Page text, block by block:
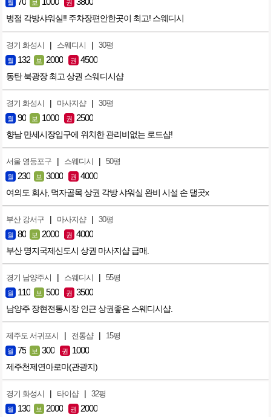
월 보 권
병점 각방샤워실!! 주차장편안한곳이 최고! 스웨디시
경기 화성시 | 스웨디시 | 30평
월 132 보 2000 권 4500
동탄 북광장 최고 상권 스웨디시샵
경기 화성시 | 마사지샵 | 30평
월 90 보 1000 권 2500
향남 만세시장입구에 위치한 관리비없는 로드샵!
서울 영등포구 | 스웨디시 | 50평
월 230 보 3000 권 4000
여의도 회사, 먹자골목 상권 각방 샤워실 완비 시설 손 댈곳x
부산 강서구 | 마사지샵 | 30평
월 80 보 2000 권 4000
부산 명지국제신도시 상권 마사지샵 급매.
경기 남양주시 | 스웨디시 | 55평
월 110 보 500 권 3500
남양주 장현전통시장 인근 상권좋은 스웨디시샵.
제주도 서귀포시 | 전통샵 | 15평
월 75 보 300 권 1000
제주천제연아로마(관광지)
경기 화성시 | 타이샵 | 32평
월 130 보 2000 권 2000